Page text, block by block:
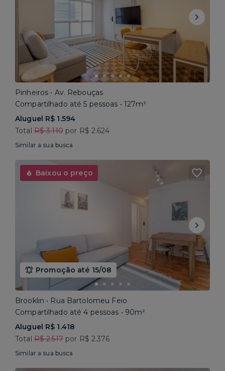
Pinheiros • Av. Rebouças
Compartilhado até 5 pessoas • 127m²
Aluguel R$ 1.594
Total R$ 3.110por R$ 2.624
Similar a sua busca
Baixou o preço
Promoção até 15/08
Brooklin • Rua Bartolomeu Feio
Compartilhado até 4 pessoas • 90m²
Aluguel R$ 1.418
Total R$ 2.517por R$ 2.376
Similar a sua busca